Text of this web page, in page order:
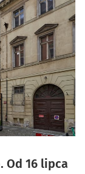
Od 16 lipca